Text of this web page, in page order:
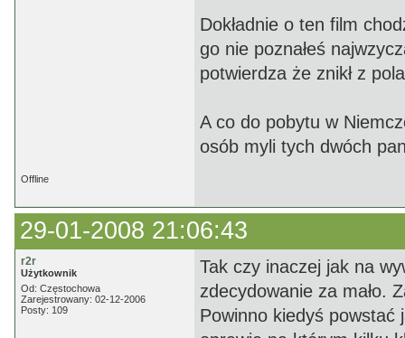
Dokładnie o ten film
go nie poznałeś
potwierdza że znikł z
A co do pobytu w
osób myli tych dwóch
Offline
29-01-2008 21:06:43
r2r
Użytkownik
Od: Częstochowa
Zarejestrowany: 02-12-2006
Posty: 109
Tak czy inaczej jak na
zdecydowanie za mało.
Powinno kiedyś powstać